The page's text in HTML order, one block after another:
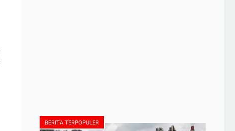
BERITA TERPOPULER